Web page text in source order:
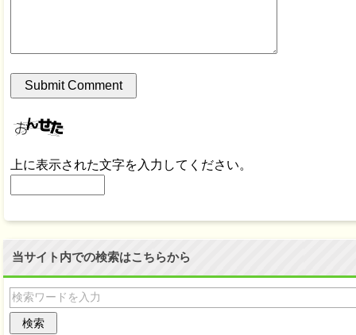
上に表示された文字を入力してください。
当サイト内での検索はこちらから